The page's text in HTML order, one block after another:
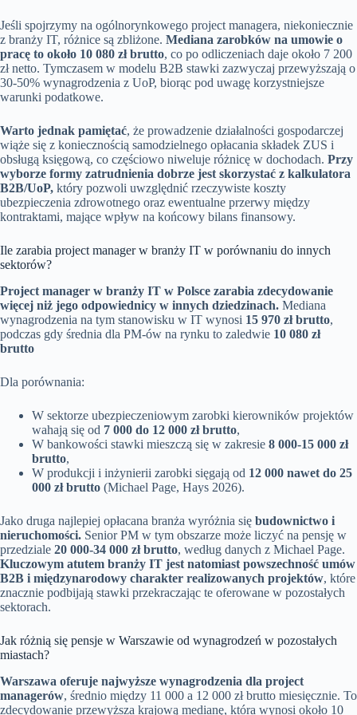
Jeśli spojrzymy na ogólnorynkowego project managera, niekoniecznie
z branży IT, różnice są zbliżone. Mediana zarobków na umowie o
pracę to około 10 080 zł brutto, co po odliczeniach daje około 7 200
zł netto. Tymczasem w modelu B2B stawki zazwyczaj przewyższają o
30-50% wynagrodzenia z UoP, biorąc pod uwagę korzystniejsze
warunki podatkowe.
Warto jednak pamiętać, że prowadzenie działalności gospodarczej
wiąże się z koniecznością samodzielnego opłacania składek ZUS i
obsługą księgową, co częściowo niweluje różnicę w dochodach. Przy
wyborze formy zatrudnienia dobrze jest skorzystać z kalkulatora
B2B/UoP, który pozwoli uwzględnić rzeczywiste koszty
ubezpieczenia zdrowotnego oraz ewentualne przerwy między
kontraktami, mające wpływ na końcowy bilans finansowy.
Ile zarabia project manager w branży IT w porównaniu do innych
sektorów?
Project manager w branży IT w Polsce zarabia zdecydowanie
więcej niż jego odpowiednicy w innych dziedzinach. Mediana
wynagrodzenia na tym stanowisku w IT wynosi 15 970 zł brutto,
podczas gdy średnia dla PM-ów na rynku to zaledwie 10 080 zł
brutto
Dla porównania:
W sektorze ubezpieczeniowym zarobki kierowników projektów
wahają się od 7 000 do 12 000 zł brutto,
W bankowości stawki mieszczą się w zakresie 8 000-15 000 zł
brutto,
W produkcji i inżynierii zarobki sięgają od 12 000 nawet do 25
000 zł brutto (Michael Page, Hays 2026).
Jako druga najlepiej opłacana branża wyróżnia się budownictwo i
nieruchomości. Senior PM w tym obszarze może liczyć na pensję w
przedziale 20 000-34 000 zł brutto, według danych z Michael Page.
Kluczowym atutem branży IT jest natomiast powszechność umów
B2B i międzynarodowy charakter realizowanych projektów, które
znacznie podbijają stawki przekraczając te oferowane w pozostałych
sektorach.
Jak różnią się pensje w Warszawie od wynagrodzeń w pozostałych
miastach?
Warszawa oferuje najwyższe wynagrodzenia dla project
managerów, średnio między 11 000 a 12 000 zł brutto miesięcznie. To
zdecydowanie przewyższa krajową medianę, która wynosi około 10